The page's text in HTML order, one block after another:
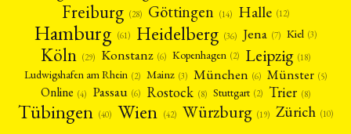
Freiburg (28) Göttingen (14) Halle (12)
Hamburg (61) Heidelberg (36) Jena (7) Kiel (3)
Köln (29) Konstanz (6) Kopenhagen (2) Leipzig (18)
Ludwigshafen am Rhein (2) Mainz (3) München (6) Münster (5)
Online (4) Passau (6) Rostock (8) Stuttgart (2) Trier (8)
Tübingen (40) Wien (42) Würzburg (19) Zürich (10)